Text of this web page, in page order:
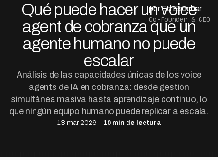
Qué puede hacer un voice
agent de cobranza que un
agente humano no puede
escalar
Análisis de las capacidades únicas de los voice
agents de IA en cobranza: desde gestión
simultánea masiva hasta aprendizaje continuo, lo
que ningún equipo humano puede replicar a escala.
13 mar 2026 – 10 min de lectura
por Ed Escobar
Co-Founder & CEO